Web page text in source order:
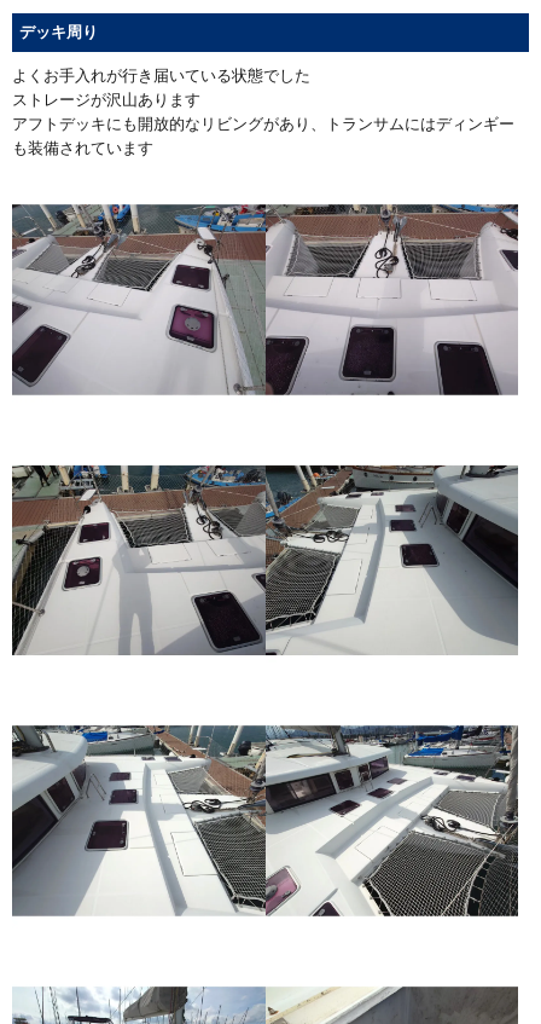
デッキ周り
よくお手入れが行き届いている状態でした
ストレージが沢山あります
アフトデッキにも開放的なリビングがあり、トランサムにはディンギー
も装備されています